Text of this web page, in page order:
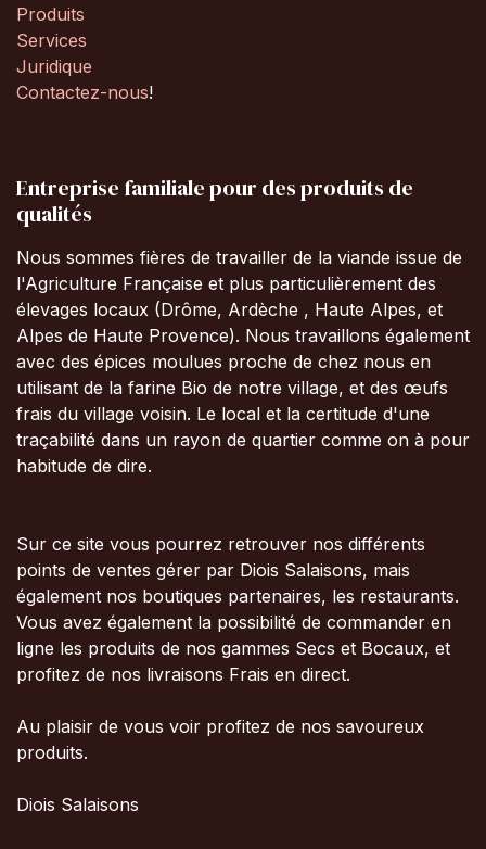
Produits
Services
Juridique
Contactez-nous!
Entreprise familiale pour des produits de
qualités
Nous sommes fières de travailler de la viande issue de
l'Agriculture Française et plus particulièrement des
élevages locaux (Drôme, Ardèche , Haute Alpes, et
Alpes de Haute Provence). Nous travaillons également
avec des épices moulues proche de chez nous en
utilisant de la farine Bio de notre village, et des œufs
frais du village voisin. Le local et la certitude d'une
traçabilité dans un rayon de quartier comme on à pour
habitude de dire.
Sur ce site vous pourrez retrouver nos différents
points de ventes gérer par Diois Salaisons, mais
également nos boutiques partenaires, les restaurants.
Vous avez également la possibilité de commander en
ligne les produits de nos gammes Secs et Bocaux, et
profitez de nos livraisons Frais en direct.
Au plaisir de vous voir profitez de nos savoureux
produits.
Diois Salaisons